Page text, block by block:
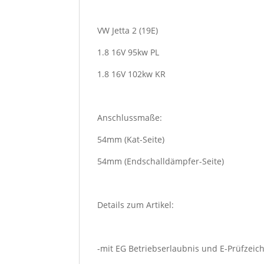
VW Jetta 2 (19E)
1.8 16V 95kw PL
1.8 16V 102kw KR
Anschlussmaße:
54mm (Kat-Seite)
54mm (Endschalldämpfer-Seite)
Details zum Artikel:
-mit EG Betriebserlaubnis und E-